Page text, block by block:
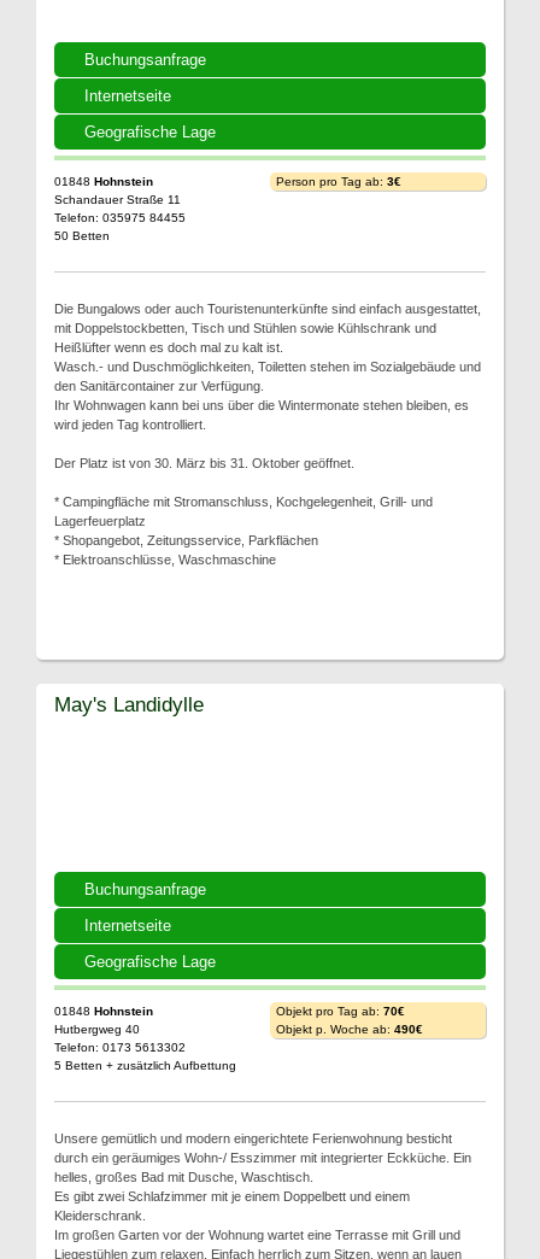
Buchungsanfrage
Internetseite
Geografische Lage
01848 Hohnstein
Schandauer Straße 11
Telefon: 035975 84455
50 Betten
Person pro Tag ab: 3€
Die Bungalows oder auch Touristenunterkünfte sind einfach ausgestattet,
mit Doppelstockbetten, Tisch und Stühlen sowie Kühlschrank und
Heißlüfter wenn es doch mal zu kalt ist.
Wasch.- und Duschmöglichkeiten, Toiletten stehen im Sozialgebäude und
den Sanitärcontainer zur Verfügung.
Ihr Wohnwagen kann bei uns über die Wintermonate stehen bleiben, es
wird jeden Tag kontrolliert.
Der Platz ist von 30. März bis 31. Oktober geöffnet.
* Campingfläche mit Stromanschluss, Kochgelegenheit, Grill- und
Lagerfeuerplatz
* Shopangebot, Zeitungsservice, Parkflächen
* Elektroanschlüsse, Waschmaschine
Buchungsanfrage
Internetseite
Geografische Lage
May's Landidylle
01848 Hohnstein
Hutbergweg 40
Telefon: 0173 5613302
5 Betten + zusätzlich Aufbettung
Objekt pro Tag ab: 70€
Objekt p. Woche ab: 490€
Unsere gemütlich und modern eingerichtete Ferienwohnung besticht
durch ein geräumiges Wohn-/ Esszimmer mit integrierter Eckküche. Ein
helles, großes Bad mit Dusche, Waschtisch.
Es gibt zwei Schlafzimmer mit je einem Doppelbett und einem
Kleiderschrank.
Im großen Garten vor der Wohnung wartet eine Terrasse mit Grill und
Liegestühlen zum relaxen. Einfach herrlich zum Sitzen, wenn an lauen